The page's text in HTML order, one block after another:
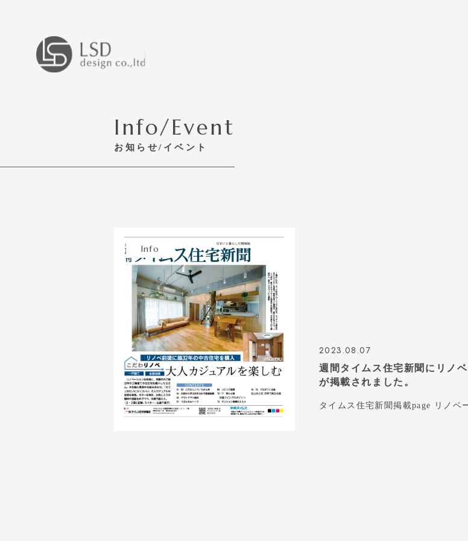
Info/Event
お知らせ/イベント
Info
2023.08.07
週間タイムス住宅新聞にリノ
が掲載されました。
タイムス住宅新聞掲載page リノベ